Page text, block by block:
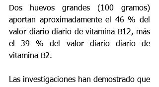
Dos huevos grandes (100 gramos)
aportan aproximadamente el 46 % del
valor diario diario de vitamina B12, más
el 39 % del valor diario diario de
vitamina B2.
Las investigaciones han demostrado que